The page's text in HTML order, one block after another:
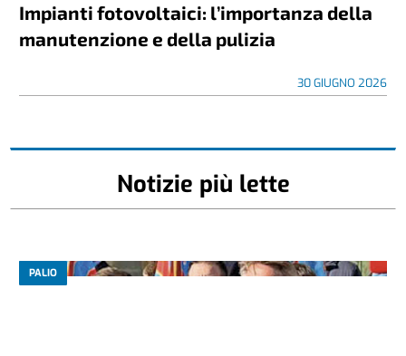
Impianti fotovoltaici: l’importanza della
manutenzione e della pulizia
30 GIUGNO 2026
Notizie più lette
PALIO